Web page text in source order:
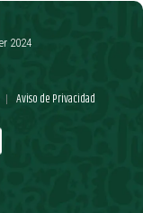
| Aviso de Privacidad
2024